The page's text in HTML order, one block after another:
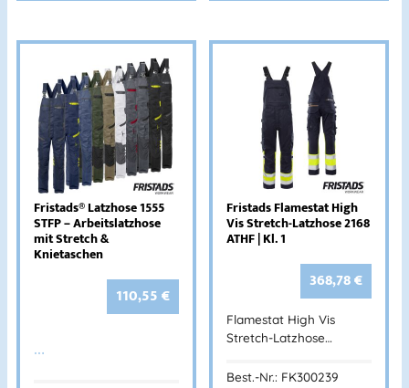
Fristads® Latzhose 1555
STFP – Arbeitslatzhose
mit Stretch &
Knietaschen
110,55€
…
Fristads Flamestat High
Vis Stretch-Latzhose 2168
ATHF | Kl. 1
368,78€
Flamestat High Vis
Stretch-Latzhose…
Best.-Nr.: FK300239